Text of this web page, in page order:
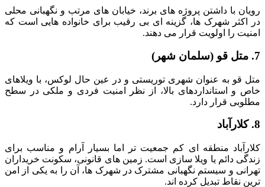
رویان با داشتن پروژه های برند، خیابان های مرتب و نگهبانی محلی
در اکثر شهرک ها، گزینه ای بی رقیب برای خانواده هایی است که
امنیت را اولویت قرار می دهند.
7. متل قو (سلمان شهر)
متل قو به عنوان شهری توریستی و در عین حال لوکس، با ویلاهای
خاص و استانداردهای بالا، از نظر امنیت فردی و ملکی در سطح
مطلوبی قرار دارد.
8. کلارآباد
کلارآباد منطقه ای کم جمعیت تر اما بسیار آرام و مناسب برای
زندگی دائم یا ویلا سازی است. زمین های قانونی، سکونت خریداران
تهرانی و سیستم نگهبانی مشترک در شهرک ها، آن را به یکی از امن
ترین نقاط تبدیل کرده اند.